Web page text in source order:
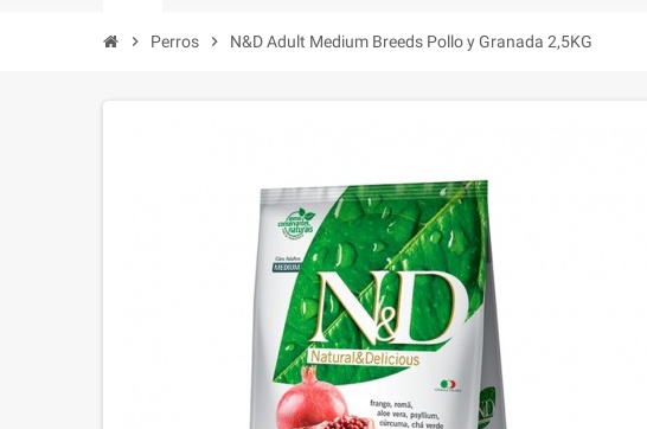
chevron_right Perros chevron_right N&D Adult Medium Breeds Pollo y Granada 2,5KG